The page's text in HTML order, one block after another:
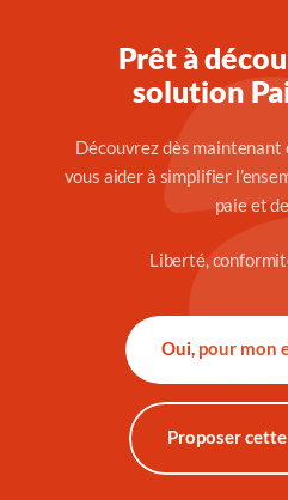
Prêt à
solution
Découvrez dès maintenant
vous aider à simplifier
paie et
Liberté,
Oui, pour mon
Proposer